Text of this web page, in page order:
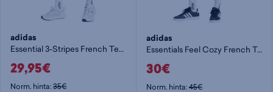
adidas
Essential 3-Stripes French Terry Shorts M - miesten collegeshortsit
29,95€
Norm. hinta:35€
adidas
Essentials Feel Cozy French Terry Cargo Shorts M - miesten collegeshortsit
30€
Norm. hinta:45€